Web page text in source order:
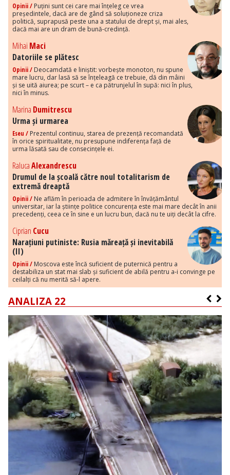
Opinii / Puțini sunt cei care mai înțeleg ce vrea
președintele, dacă are de gând să soluționeze criza
politică, suprapusă peste una a statului de drept și, mai ales,
dacă mai are un dram de bună-credință.
Mihai Maci
Datoriile se plătesc
Opinii / Deocamdată e liniștit: vorbește monoton, nu spune
mare lucru, dar lasă să se înțeleagă ce trebuie, dă din mâini
și se uită aiurea; pe scurt – e ca pătrunjelul în supă: nici în plus,
nici în minus.
Marina Dumitrescu
Urma și urmarea
Eseu / Prezentul continuu, starea de prezență recomandată
în orice spiritualitate, nu presupune indiferența față de
urma lăsată sau de consecințele ei.
RalucaAlexandrescu
Drumul de la școală către noul totalitarism de
extremă dreaptă
Opinii / Ne aflăm în perioada de admitere în învățământul
universitar, iar la științe politice concurența este mai mare decât în anii
precedenți, ceea ce în sine e un lucru bun, dacă nu te uiți decât la cifre.
Ciprian Cucu
Narațiuni putiniste: Rusia măreață și inevitabilă
(II)
Opinii / Moscova este încă suficient de puternică pentru a
destabiliza un stat mai slab și suficient de abilă pentru a-i convinge pe
ceilalți că nu merită să-l apere.
ANALIZA 22